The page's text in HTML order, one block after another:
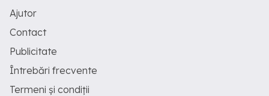
Ajutor
Contact
Publicitate
Întrebări frecvente
Termeni și condiții